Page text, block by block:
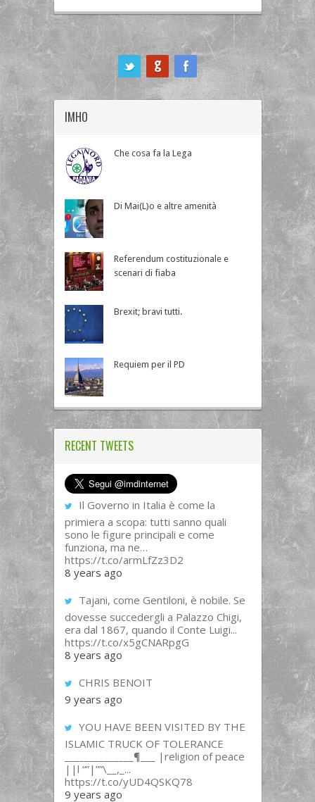
IMHO
Che cosa fa la Lega
Di Mai(L)o e altre amenità
Referendum costituzionale e
scenari di fiaba
Brexit; bravi tutti.
Requiem per il PD
RECENT TWEETS
Il Governo in Italia è come la
primiera a scopa: tutti sanno quali
sono le figure principali e come
funziona, ma ne…
https://t.co/armLfZz3D2
8 years ago
Tajani, come Gentiloni, è nobile. Se
dovesse succedergli a Palazzo Chigi,
era dal 1867, quando il Conte Luigi...
https://t.co/x5gCNARpgG
8 years ago
CHRIS BENOIT
9 years ago
YOU HAVE BEEN VISITED BY THE
ISLAMIC TRUCK OF TOLERANCE
______________¶___ |religion of peace
||l “”|””\__,_...
https://t.co/yUD4QSKQ78
9 years ago